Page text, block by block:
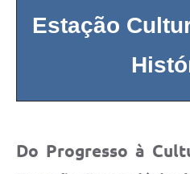
Estação
Do Progresso à